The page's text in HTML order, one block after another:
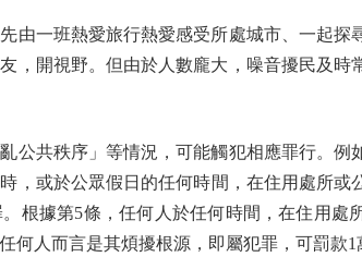
一班熱愛旅行熱愛感受所處城市、一起探
，開視野。但由於人數龐大，噪音擾民及時
共秩序」等情況，可能觸犯相應罪行。例
，或於公眾假日的任何時間，在住用處所或
根據第5條，任何人於任何時間，在住用處
人而言是其煩擾根源，即屬犯罪，可罰款1